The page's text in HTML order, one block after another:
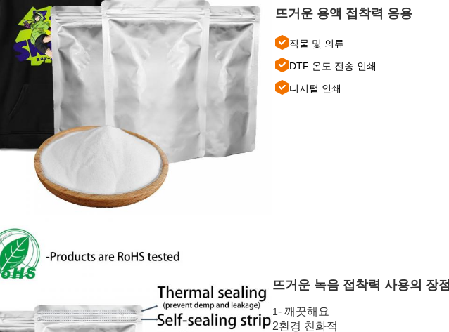
뜨거운 용액 접착력 응용
직물 및 의류
DTF 온도 전송 인쇄
디지털 인쇄
뜨거운 녹음 접착력 사용의 장점
1- 깨끗해요
2환경 친화적